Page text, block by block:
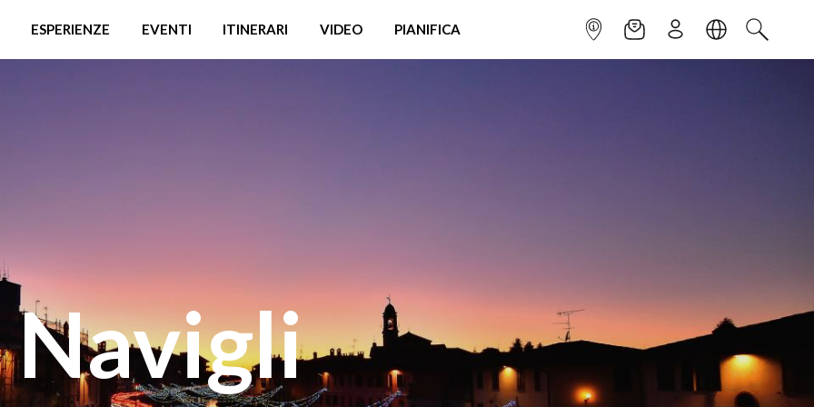
ESPERIENZE EVENTI ITINERARI VIDEO PIANIFICA INFOPOINTNEWSLETTER
ISCRIVITILINGUACERCA
Navigli